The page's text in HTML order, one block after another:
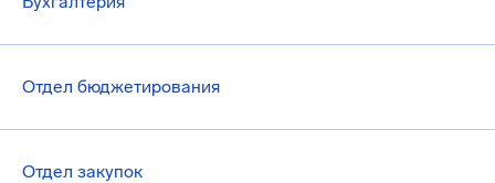
Отдел бюджетирования
Отдел закупок